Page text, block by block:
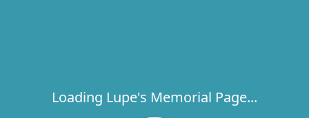
Loading Lupe's Memorial Page...